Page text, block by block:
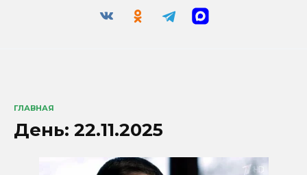
ГЛАВНАЯ
День: 22.11.2025